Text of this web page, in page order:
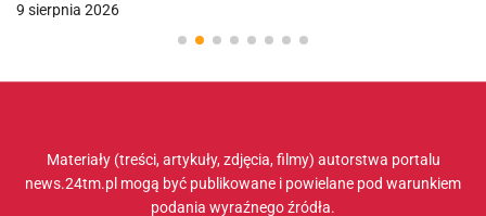
9 sierpnia 2026
Materiały (treści, artykuły, zdjęcia, filmy) autorstwa portalu
news.24tm.pl mogą być publikowane i powielane pod warunkiem
podania wyraźnego źródła.